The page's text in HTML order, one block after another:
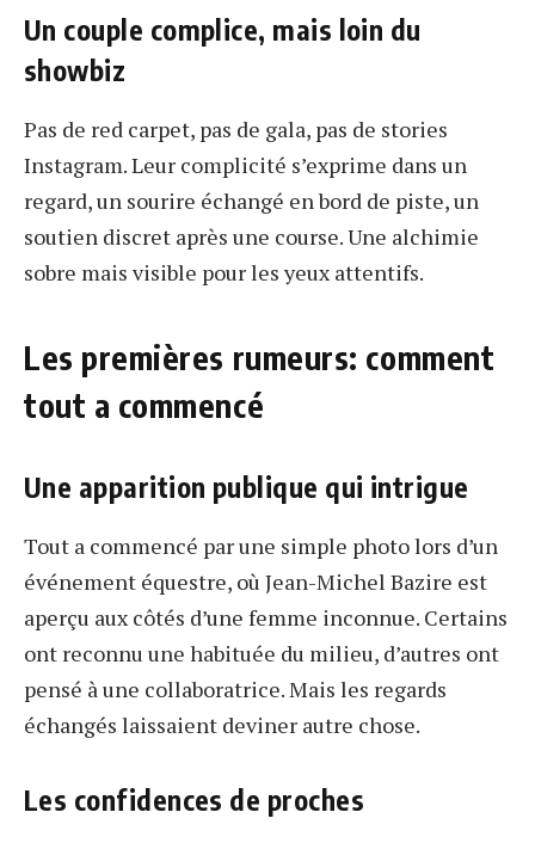
Un couple complice, mais loin du
showbiz
Pas de red carpet, pas de gala, pas de stories
Instagram. Leur complicité s’exprime dans un
regard, un sourire échangé en bord de piste, un
soutien discret après une course. Une alchimie
sobre mais visible pour les yeux attentifs.
Les premières rumeurs: comment
tout a commencé
Une apparition publique qui intrigue
Tout a commencé par une simple photo lors d’un
événement équestre, où Jean-Michel Bazire est
aperçu aux côtés d’une femme inconnue. Certains
ont reconnu une habituée du milieu, d’autres ont
pensé à une collaboratrice. Mais les regards
échangés laissaient deviner autre chose.
Les confidences de proches